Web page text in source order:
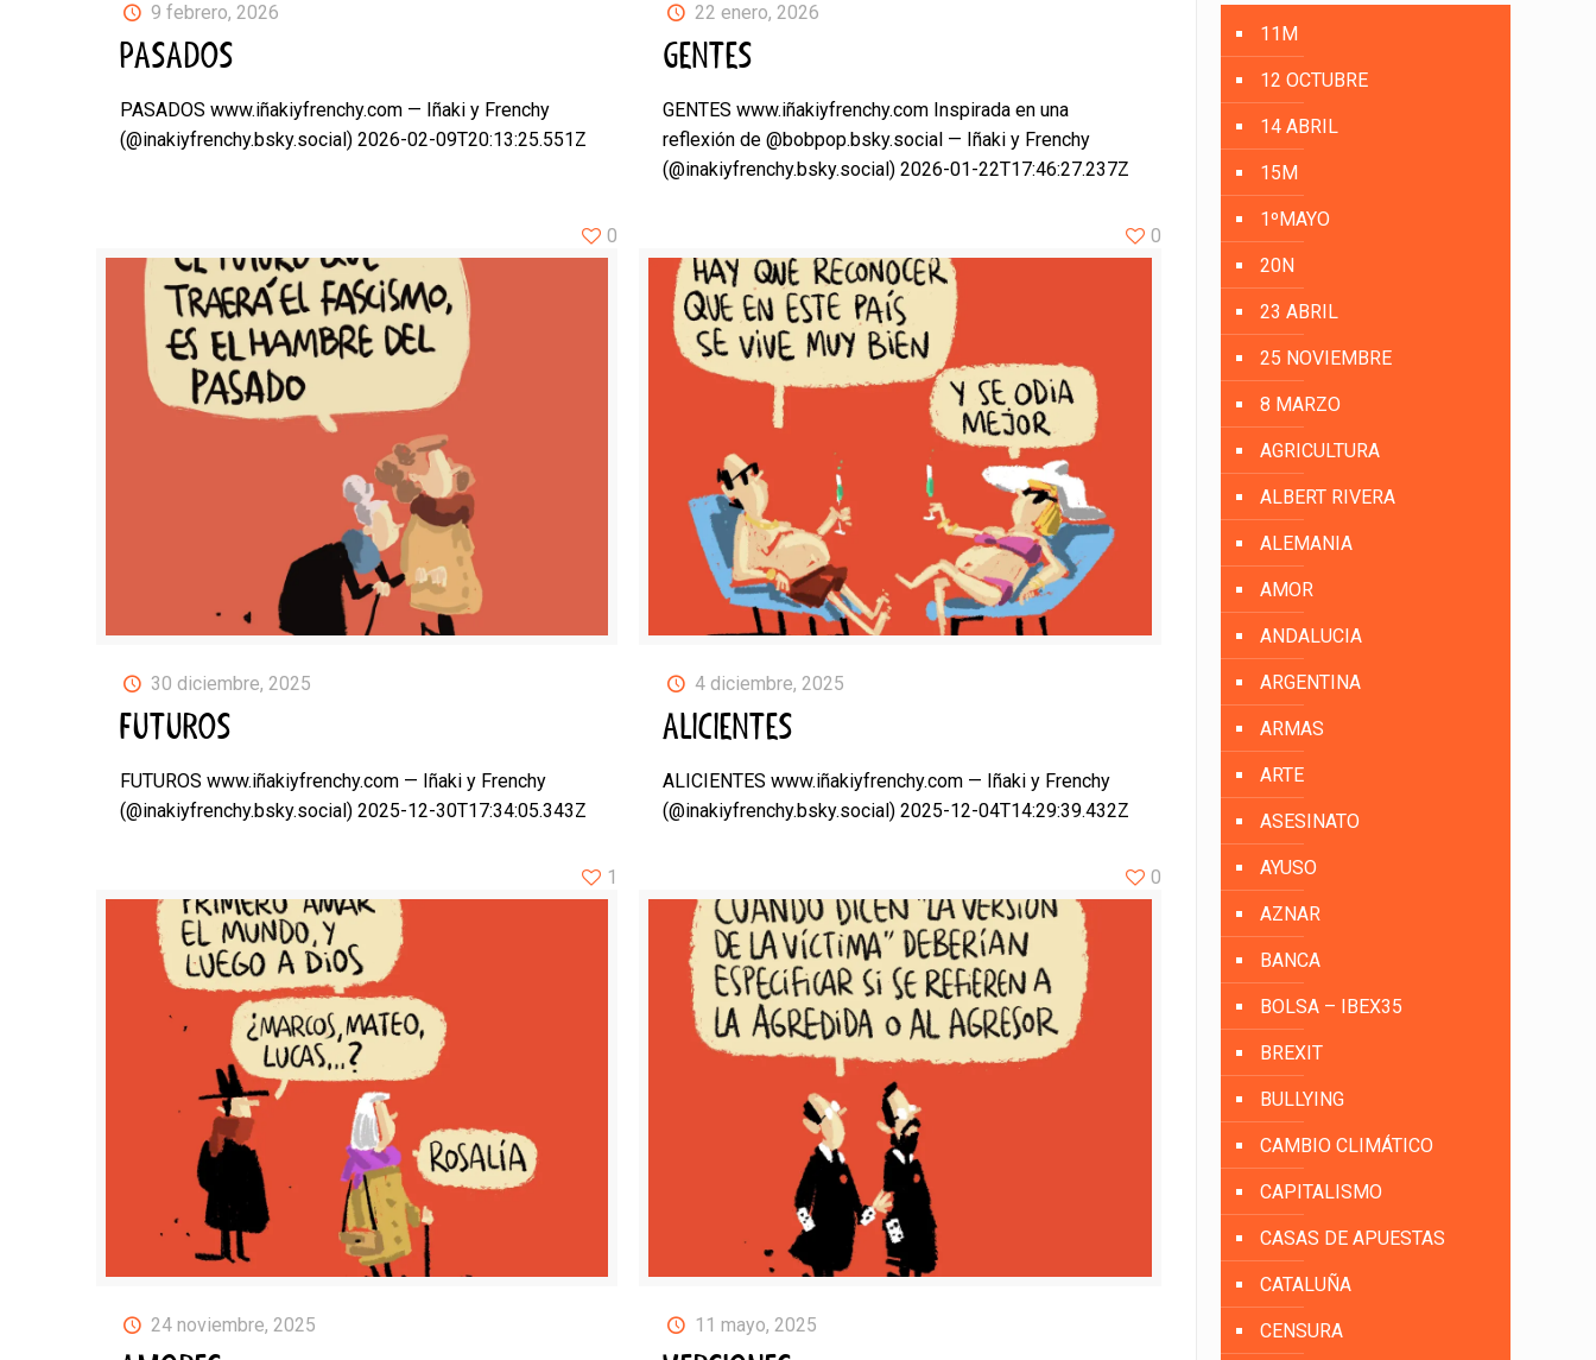
9 febrero, 2026
PASADOS
PASADOS www.iñakiyfrenchy.com — Iñaki y Frenchy
(@inakiyfrenchy.bsky.social) 2026-02-09T20:13:25.551Z
22 enero, 2026
GENTES
GENTES www.iñakiyfrenchy.com Inspirada en una
reflexión de @bobpop.bsky.social — Iñaki y Frenchy
(@inakiyfrenchy.bsky.social) 2026-01-22T17:46:27.237Z
30 diciembre, 2025
FUTUROS
FUTUROS www.iñakiyfrenchy.com — Iñaki y Frenchy
(@inakiyfrenchy.bsky.social) 2025-12-30T17:34:05.343Z
0
4 diciembre, 2025
ALICIENTES
ALICIENTES www.iñakiyfrenchy.com — Iñaki y Frenchy
(@inakiyfrenchy.bsky.social) 2025-12-04T14:29:39.432Z
0
24 noviembre, 2025
1
11 mayo, 2025
0
11M
12 OCTUBRE
14 ABRIL
15M
1ºMAYO
20N
23 ABRIL
25 NOVIEMBRE
8 MARZO
AGRICULTURA
ALBERT RIVERA
ALEMANIA
AMOR
ANDALUCIA
ARGENTINA
ARMAS
ARTE
ASESINATO
AYUSO
AZNAR
BANCA
BOLSA – IBEX35
BREXIT
BULLYING
CAMBIO CLIMÁTICO
CAPITALISMO
CASAS DE APUESTAS
CATALUÑA
CENSURA